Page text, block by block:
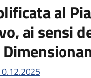
al
ai sensi